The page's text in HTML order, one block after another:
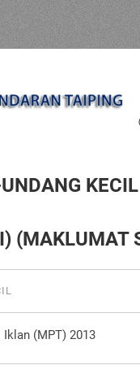
(MAKLUMAT
Iklan (MPT) 2013